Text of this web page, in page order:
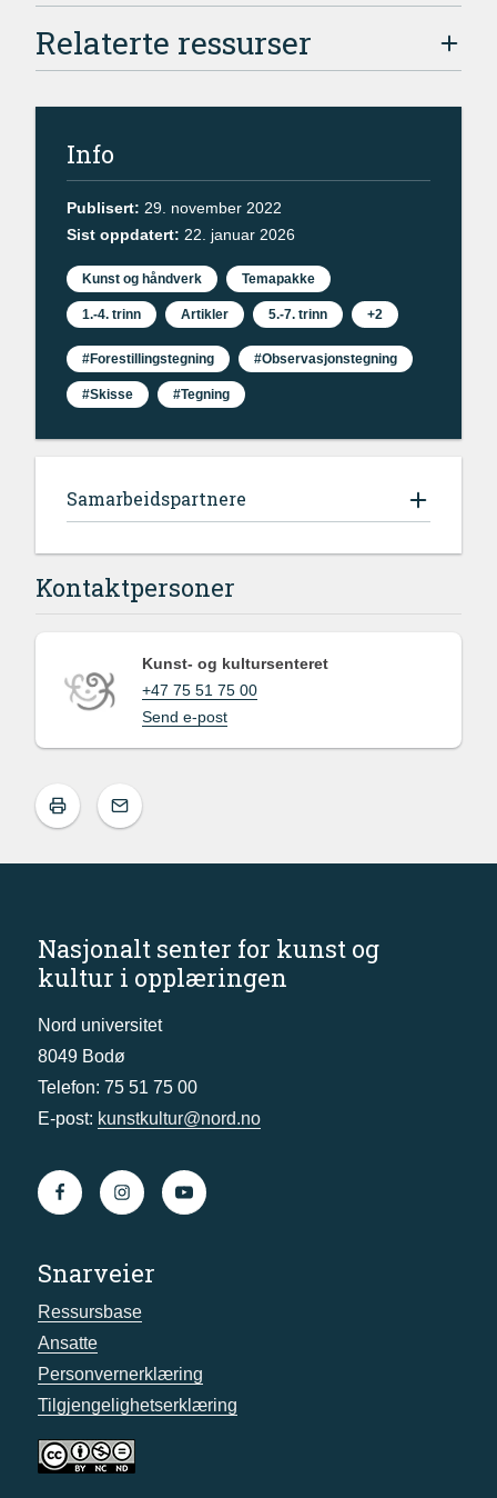
Relaterte ressurser
Info
Publisert: 29. november 2022
Sist oppdatert: 22. januar 2026
Kunst og håndverk Temapakke
1.-4. trinn Artikler 5.-7. trinn +2
#Forestillingstegning #Observasjonstegning
#Skisse #Tegning
Samarbeidspartnere
Kontaktpersoner
Kunst- og kultursenteret
+47 75 51 75 00
Send e-post
Nasjonalt senter for kunst og
kultur i opplæringen
Nord universitet
8049 Bodø
Telefon: 75 51 75 00
E-post: kunstkultur@nord.no
Snarveier
Ressursbase
Ansatte
Personvernerklæring
Tilgjengelighetserklæring